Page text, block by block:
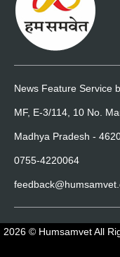
News Feature Service
MF, E-3/114, 10 No.
Madhya Pradesh -
0755-4220064
2026 © Humsamvet All